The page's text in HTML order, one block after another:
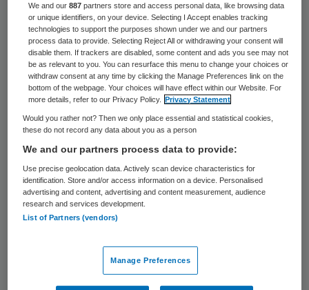
laboratoriumdiagnostiek via één digitaal
loket aanbieden binnen de regio Groot-
Amsterdam.
De coronapandemie, een krappe
arbeidsmarkt, de beweging naar ketenzorg,
toenemende vraag naar complexe
laboratoriumdiagnostiek en de
gefragmenteerde expertise vragen om
betere regionale afstemming. Daarom slaan
Amsterdam en Sanquin de handen ineen
binnen Glia Diagnostiek.
We and our887 partners store and access personal data, like browsing data
or unique identifiers, on your device. Selecting I Accept enables tracking
technologies to support the purposes shown under we and our partners
process data to provide. Selecting Reject All or withdrawing your consent will
disable them. If trackers are disabled, some content and ads you see may not
be as relevant to you. You can resurface this menu to change your choices or
withdraw consent at any time by clicking the Manage Preferences link on the
bottom of the webpage. Your choices will have effect within our Website. For
more details, refer to our Privacy Policy.
Privacy Statement
Would you rather not? Then we only place essential and statistical cookies,
these do not record any data about you as a person
We and our partners process data to provide:
Use precise geolocation data. Actively scan device characteristics for
identification. Store and/or access information on a device. Personalised
advertising and content, advertising and content measurement, audience
research and services development.
List of Partners (vendors)
Manage Preferences